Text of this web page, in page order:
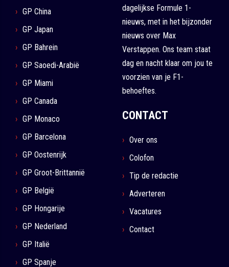
GP China
GP Japan
GP Bahrein
GP Saoedi-Arabië
GP Miami
GP Canada
GP Monaco
GP Barcelona
GP Oostenrijk
GP Groot-Brittannië
GP België
GP Hongarije
GP Nederland
GP Italië
GP Spanje
dagelijkse Formule 1-
nieuws, met in het bijzonder
nieuws over Max
Verstappen. Ons team staat
dag en nacht klaar om jou te
voorzien van je F1-
behoeftes.
CONTACT
Over ons
Colofon
Tip de redactie
Adverteren
Vacatures
Contact